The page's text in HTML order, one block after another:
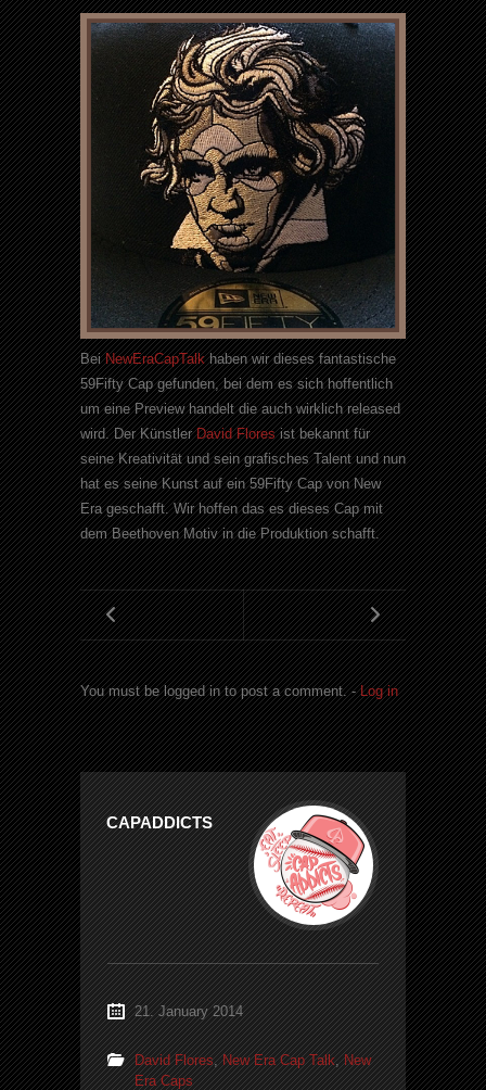
BeiNewEraCapTalkhaben wir dieses fantastische
59Fifty Cap gefunden, bei dem es sich hoffentlich
um eine Preview handelt die auch wirklich released
wird. Der KünstlerDavid Floresist bekannt für
seine Kreativität und sein grafisches Talent und nun
hat es seine Kunst auf ein 59Fifty Cap von New
Era geschafft. Wir hoffen das es dieses Cap mit
dem Beethoven Motiv in die Produktion schafft.
You must be logged in to post a comment. -Log in
CAPADDICTS
21. January 2014
David Flores,New Era Cap Talk,New
Era Caps